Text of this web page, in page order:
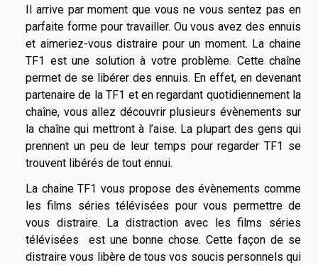
Il arrive par moment que vous ne vous sentez pas en
parfaite forme pour travailler. Ou vous avez des ennuis
et aimeriez-vous distraire pour un moment. La chaine
TF1 est une solution à votre problème. Cette chaîne
permet de se libérer des ennuis. En effet, en devenant
partenaire de la TF1 et en regardant quotidiennement la
chaîne, vous allez découvrir plusieurs évènements sur
la chaîne qui mettront à l’aise. La plupart des gens qui
prennent un peu de leur temps pourregarder TF1 se
trouvent libérés de tout ennui.
La chaine TF1 vous propose des évènements comme
les films séries télévisées pour vous permettre de
vous distraire. La distraction avec les films séries
télévisées est une bonne chose. Cette façon de se
distraire vous libère de tous vos soucis personnels qui